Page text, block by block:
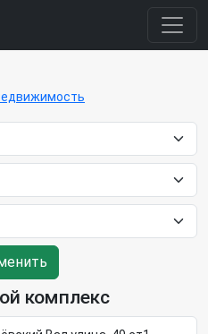
комплекс